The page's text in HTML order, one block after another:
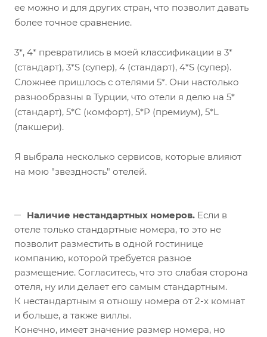
ее можно и для других стран, что позволит давать
более точное сравнение.⠀
3*, 4* превратились в моей классификации в 3*
(стандарт), 3*S (супер), 4 (стандарт), 4*S (супер).⠀
Сложнее пришлось с отелями 5*. Они настолько
разнообразны в Турции, что отели я делю на 5*
(стандарт), 5*C (комфорт), 5*P (премиум), 5*L
(лакшери).⠀
Я выбрала несколько сервисов, которые влияют
на мою "звездность" отелей.⠀
Наличие нестандартных номеров. Если в
отеле только стандартные номера, то это не
позволит разместить в одной гостинице
компанию, которой требуется разное
размещение. Согласитесь, что это слабая сторона
отеля, ну или делает его самым стандартным.⠀
К нестандартным я отношу номера от 2-х комнат
и больше, а также виллы.
Конечно, имеет значение размер номера, но